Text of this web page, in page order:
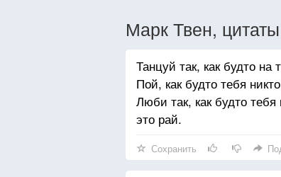
Марк Твен, цитаты
Танцуй так, как будто на
Пой, как будто тебя
Люби так, как будто
это рай.
Сохранить